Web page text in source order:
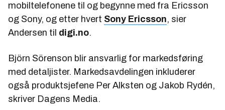
mobiltelefonene til og begynne med fra Ericsson
og Sony, og etter hvert Sony Ericsson, sier
Andersen til digi.no.
Björn Sörenson blir ansvarlig for markedsføring
med detaljister. Markedsavdelingen inkluderer
også produktsjefene Per Alksten og Jakob Rydén,
skriver Dagens Media.